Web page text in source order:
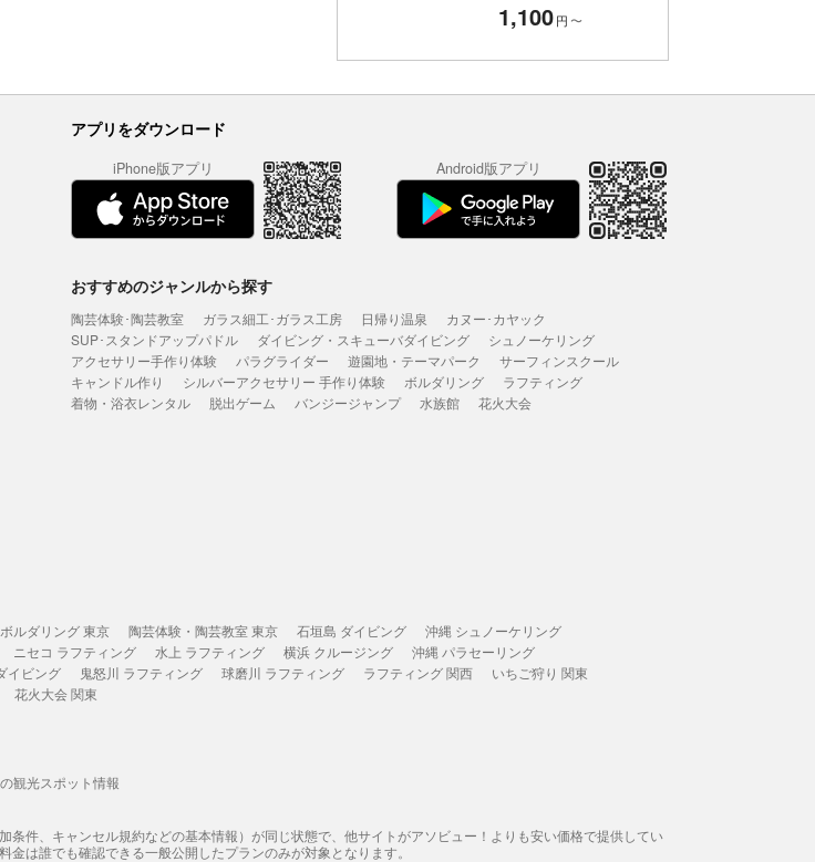
1,100円 〜
アプリをダウンロード
iPhone版アプリ Android版アプリ
おすすめのジャンルから探す
陶芸体験･陶芸教室 ガラス細工･ガラス工房 日帰り温泉
カヌー･カヤック
SUP･スタンドアップパドル
ダイビング・スキューバダイビング
シュノーケリング
アクセサリー手作り体験
パラグライダー 遊園地・テーマパーク
サーフィンスクール
キャンドル作り
シルバーアクセサリー 手作り体験 ボルダリング
ラフティング
着物・浴衣レンタル
脱出ゲーム バンジージャンプ 水族館 花火大会
ボルダリング 東京 陶芸体験・陶芸教室 東京 石垣島 ダイビング
沖縄 シュノーケリング
ニセコ ラフティング 水上 ラフティング 横浜 クルージング
沖縄 パラセーリング
イビング 鬼怒川 ラフティング 球磨川 ラフティング ラフティング 関西
いちご狩り 関東
花火大会 関東
観光スポット情報
件、キャンセル規約などの基本情報）が同じ状態で、他サイトがアソビュー！よりも安い価格で提供してい
は誰でも確認できる一般公開したプランのみが対象となります。